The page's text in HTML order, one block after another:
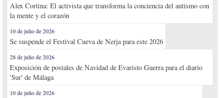
Alex Cortina: El activista que transforma la conciencia del autismo con
la mente y el corazón
10 de julio de 2026
Se suspende el Festival Cueva de Nerja para este 2026
28 de julio de 2026
Exposición de postales de Navidad de Evaristo Guerra para el diario
'Sur' de Málaga
10 de julio de 2026